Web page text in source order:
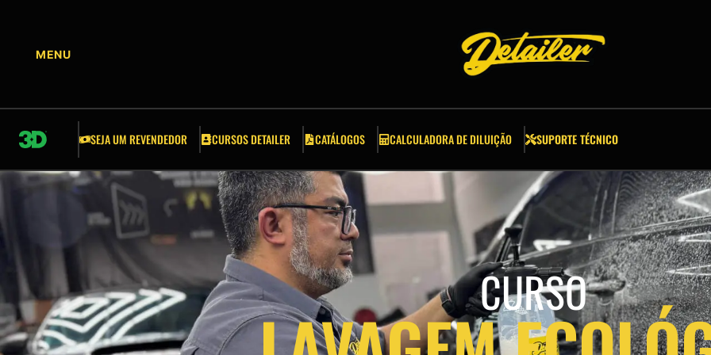
CURSOS DETAILER
APLICADORES
BALDES E GRELHAS
FITA CREPE AUTOMOTIVA
FERRAMENTAS AUTOMOTIVAS
SEJA UM REVENDEDOR CURSOS DETAILER CATÁLOGOS CALCULADORA DE DILUIÇÃO SUPORTE TÉCNICO
CURSO